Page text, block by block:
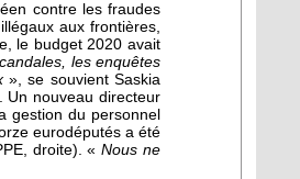
contre les fraudes
aux frontières,
le budget 2020 avait
les enquêtes
», se souvient Saskia
Un nouveau directeur
gestion du personnel
eurodéputés a été
droite). « Nous ne